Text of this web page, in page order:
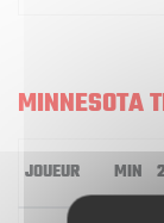
MINNESOTA
JOUEUR MIN